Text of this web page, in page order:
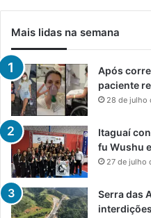
Mais lidas na semana
Após
paciente
28 de julho
Itaguaí
fu Wushu
27 de julho
Serra das